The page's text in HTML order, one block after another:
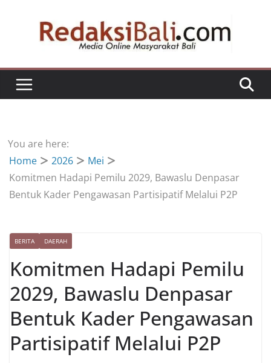
You are here:
Home
2026
Mei
Komitmen Hadapi Pemilu 2029, Bawaslu Denpasar
Bentuk Kader Pengawasan Partisipatif Melalui P2P
BERITA DAERAH
Komitmen Hadapi Pemilu
2029, Bawaslu Denpasar
Bentuk Kader Pengawasan
Partisipatif Melalui P2P